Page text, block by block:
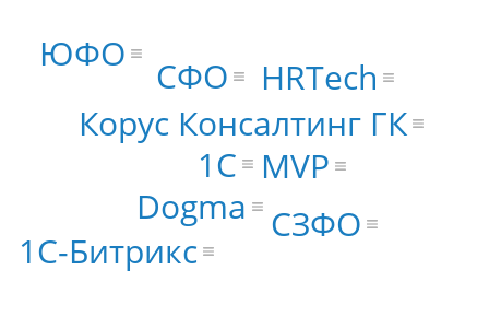
1С
Корус Консалтинг ГК
Dogma
MVP
HRTech
1С-Битрикс
СЗФО
СФО
ЮФО